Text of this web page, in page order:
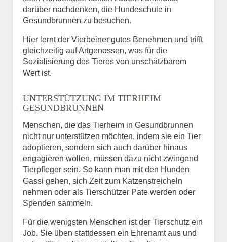
darüber nachdenken, die Hundeschule in
Gesundbrunnen zu besuchen.
Hier lernt der Vierbeiner gutes Benehmen und trifft
gleichzeitig auf Artgenossen, was für die
Sozialisierung des Tieres von unschätzbarem
Wert ist.
UNTERSTÜTZUNG IM TIERHEIM
GESUNDBRUNNEN
Menschen, die das Tierheim in Gesundbrunnen
nicht nur unterstützen möchten, indem sie ein Tier
adoptieren, sondern sich auch darüber hinaus
engagieren wollen, müssen dazu nicht zwingend
Tierpfleger sein. So kann man mit den Hunden
Gassi gehen, sich Zeit zum Katzenstreicheln
nehmen oder als Tierschützer Pate werden oder
Spenden sammeln.
Für die wenigsten Menschen ist der Tierschutz ein
Job. Sie üben stattdessen ein Ehrenamt aus und